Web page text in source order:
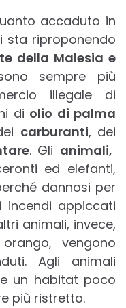
accaduto in
sta riproponendo
della Malesia e
sempre più
illegale di
di olio di palma
carburanti, dei
. Gli animali,
ed elefanti,
dannosi per
appiccati
animali, invece,
vengono
Agli animali
un habitat poco
più ristretto.